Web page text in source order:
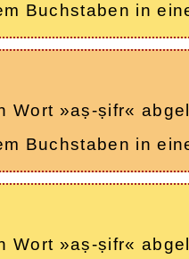
Buchstaben in
Wort »aṣ-ṣifr«
Buchstaben in
Wort »aṣ-ṣifr«